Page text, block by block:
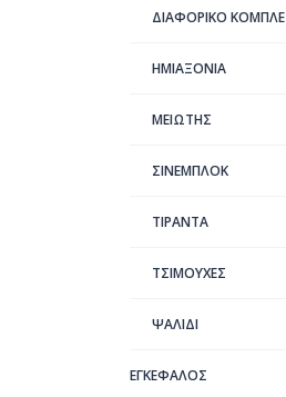
ΔΙΑΦΟΡΙΚΟ ΚΟΜΠΛΕ
ΗΜΙΑΞΟΝΙΑ
ΜΕΙΩΤΗΣ
ΣΙΝΕΜΠΛΟΚ
ΤΙΡΑΝΤΑ
ΤΣΙΜΟΥΧΕΣ
ΨΑΛΙΔΙ
ΕΓΚΕΦΑΛΟΣ